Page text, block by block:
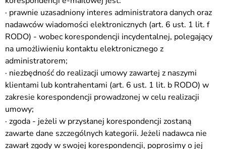
· prawnie uzasadniony interes administratora danych oraz
nadawców wiadomości elektronicznych (art. 6 ust. 1 lit. f
RODO) - wobec korespondencji incydentalnej, polegający
na umożliwieniu kontaktu elektronicznego z
administratorem;
· niezbędność do realizacji umowy zawartej z naszymi
klientami lub kontrahentami (art. 6 ust. 1 lit. b RODO) w
zakresie korespondencji prowadzonej w celu realizacji
umowy;
· zgoda - jeżeli w przysłanej korespondencji zostaną
zawarte dane szczególnych kategorii. Jeżeli nadawca nie
zawarł zgody w swojej korespondencji, poprosimy o jej